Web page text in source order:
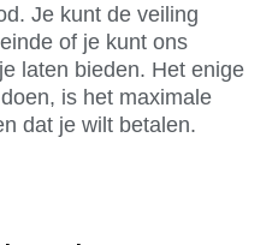
Je kunt de veiling
of je kunt ons
laten bieden. Het enige
is het maximale
dat je wilt betalen.